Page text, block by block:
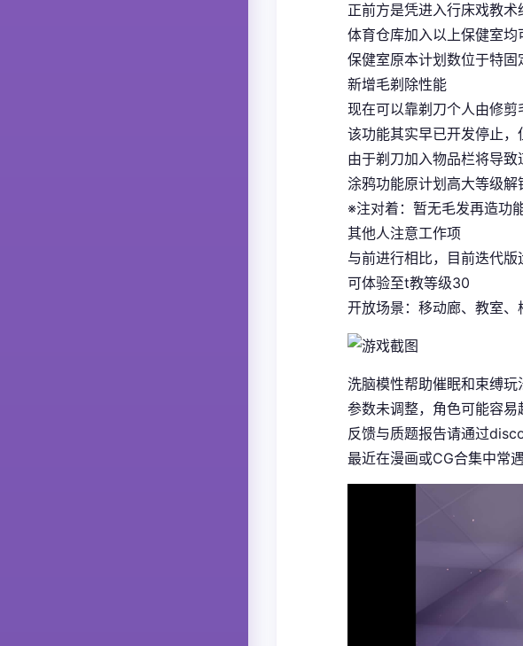
正前方是凭进入行床戏教术
体育仓库加入以上保健室
保健室原本计划数位于特
新增毛剃除性能
现在可以靠剃刀个人由修剪
该功能其实早已开发停止，
由于剃刀加入物品栏将导致
涂鸦功能原计划高大等级
※注对着 ：暂无毛发再造功
其他人注意工作项
与前进行相比，目前迭代
可体验至t教等级30
开放场景：移动廊、教室、
洗脑模性帮助催眠和束缚玩
参数未调整，角色可能容易
反馈与质题报告请通过
最近在漫画或CG合集中常